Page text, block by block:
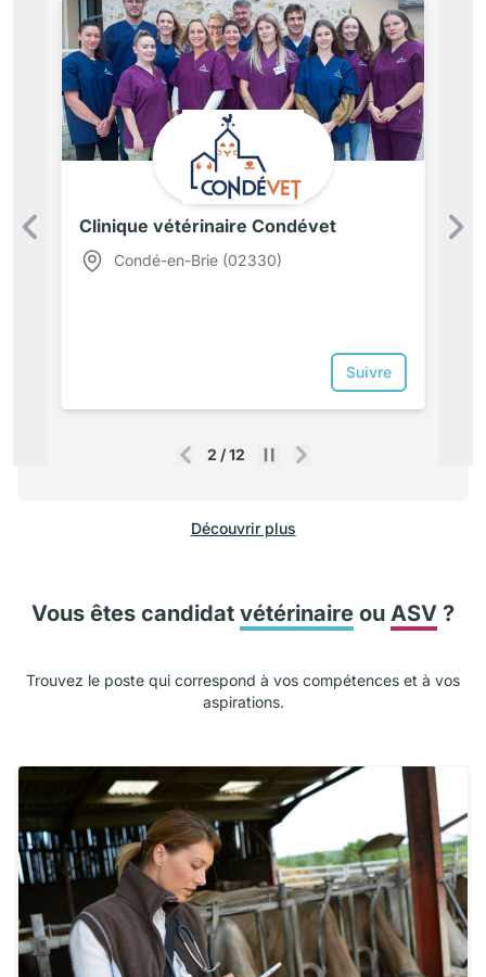
Clinique vétérinaire Condévet
Condé-en-Brie (02330)
Suivre
2 /12
Précédent
Découvrir plus
Vous êtes candidat vétérinaire ou ASV ?
Trouvez le poste qui correspond à vos compétences et à vos
aspirations.